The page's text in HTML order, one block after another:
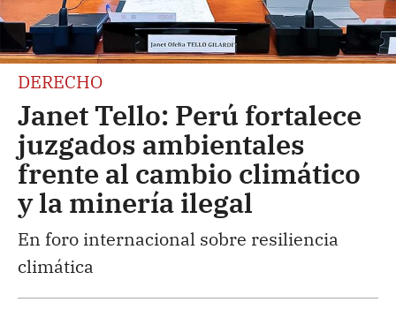
DERECHO
Janet Tello: Perú fortalece
juzgados ambientales
frente al cambio climático
y la minería ilegal
En foro internacional sobre resiliencia
climática